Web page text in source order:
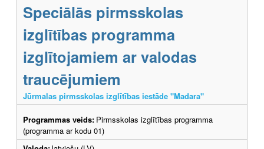
Speciālās pirmsskolas
izglītības programma
izglītojamiem ar valodas
traucējumiem
Jūrmalas pirmsskolas izglītības iestāde "Madara"
Programmas veids: Pirmsskolas izglītības programma
(programma ar kodu 01)